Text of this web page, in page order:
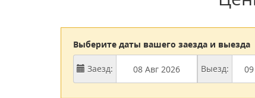
Выберите даты вашего заезда и выезда
Заезд: Выезд: